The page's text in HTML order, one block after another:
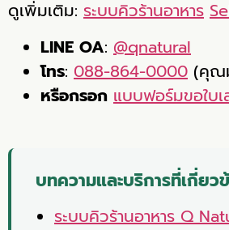
ดูเพิ่มเติม: ระบบคิวร้านอาหาร
LINE OA: @qnatural
โทร: 088-864-0000 (คุณ
หรือกรอก แบบฟอร์มขอใบเ
บทความและบริการที่เกี่ยว
ระบบคิวร้านอาหาร Q